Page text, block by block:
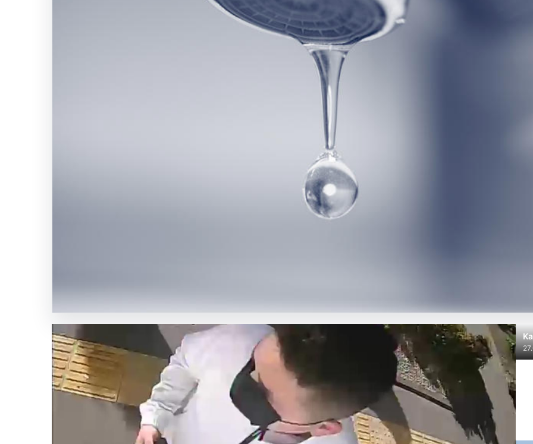
GÜNCEL HABERLER 0 YORUM
04.08.2026
İstanbul’un 8 İlçesinde Geniş Kapsamlı Su Kesintisi
Gerçekleşecek
İstanbul Su ve Kanalizasyon İdaresi (İSKİ), 5 Ağustos’ta önemli altyapı yenileme çalışmaları kapsamında şehrin farklı